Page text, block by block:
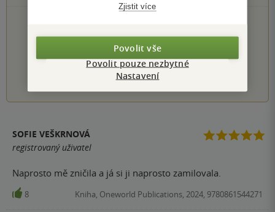
Hodnocení našich knihkupců: 0.0 z 5
3 4 5
SOFIE VEŠKRNOVÁ
registrovaný uživatel
Naprosto mě zničila a já si ji naprosto zamilovala.
8 Kniha, Oneworld Publications, 2024, 9780861544271
Zjistit více
Povolit vše
Povolit pouze nezbytné
Nastavení